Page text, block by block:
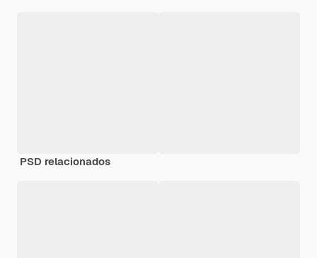
PSD relacionados